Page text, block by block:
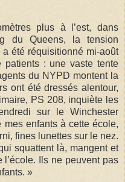
plus à l’est, dans
du Queens, la tension
été réquisitionné mi-août
: une vaste tente
du NYPD montent la
ont été dressés alentour,
PS 208, inquiète les
sur le Winchester
mes enfants à cette école,
fines lunettes sur le nez.
squattent là, mangent et
Ils ne peuvent pas
»